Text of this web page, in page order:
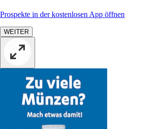
Prospekte in der kostenlosen App öffnen
WEITER